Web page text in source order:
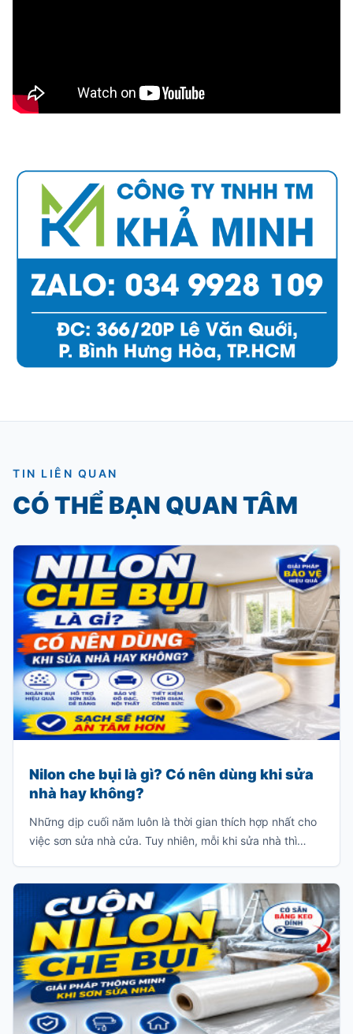
TIN LIÊN QUAN
CÓ THỂ BẠN QUAN TÂM
Nilon che bụi là gì? Có nên dùng khi sửa
nhà hay không?
Những dịp cuối năm luôn là thời gian thích hợp nhất cho
việc sơn sửa nhà cửa. Tuy nhiên, mỗi khi sửa nhà thì
v.v…